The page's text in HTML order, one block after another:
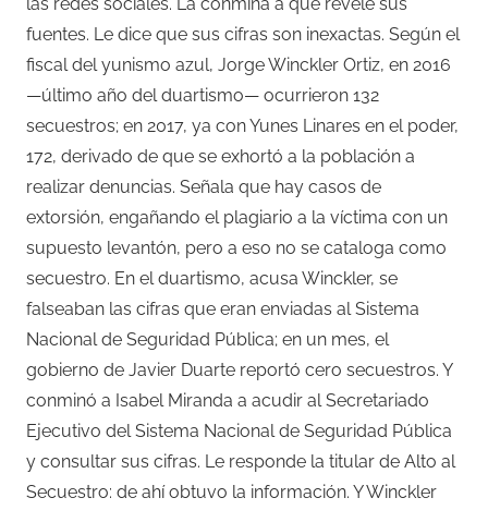
fuentes. Le dice que sus cifras son inexactas. Según el
fiscal del yunismo azul, Jorge Winckler Ortiz, en 2016
—último año del duartismo— ocurrieron 132
secuestros; en 2017, ya con Yunes Linares en el poder,
172, derivado de que se exhortó a la población a
realizar denuncias. Señala que hay casos de
extorsión, engañando el plagiario a la víctima con un
supuesto levantón, pero a eso no se cataloga como
secuestro. En el duartismo, acusa Winckler, se
falseaban las cifras que eran enviadas al Sistema
Nacional de Seguridad Pública; en un mes, el
gobierno de Javier Duarte reportó cero secuestros. Y
conminó a Isabel Miranda a acudir al Secretariado
Ejecutivo del Sistema Nacional de Seguridad Pública
y consultar sus cifras. Le responde la titular de Alto al
Secuestro: de ahí obtuvo la información. Y Winckler